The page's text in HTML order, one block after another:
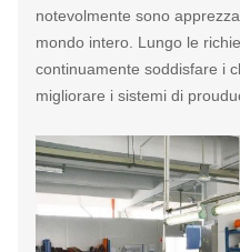
notevolmente sono
mondo intero. Lungo le
continuamente soddisfare i
migliorare i sistemi di